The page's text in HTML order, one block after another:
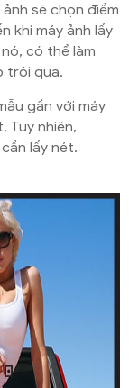
ảnh sẽ chọn điểm
khi máy ảnh lấy
có thể làm
trôi qua.
gần với máy
Tuy nhiên,
lấy nét.